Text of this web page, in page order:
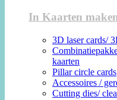
In Kaarten
3D laser cards/
kaarten
Pillar circle cards
Accessoires /
Cutting dies/